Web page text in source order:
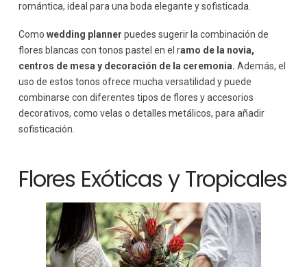
romántica, ideal para una boda elegante y sofisticada.
Como wedding planner puedes sugerir la combinación de
flores blancas con tonos pastel en el ramo de la novia,
centros de mesa y decoración de la ceremonia. Además, el
uso de estos tonos ofrece mucha versatilidad y puede
combinarse con diferentes tipos de flores y accesorios
decorativos, como velas o detalles metálicos, para añadir
sofisticación.
Flores Exóticas y Tropicales